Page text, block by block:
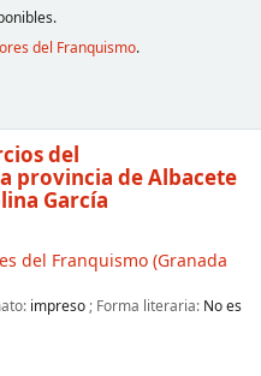
del Franquismo.
del
provincia de Albacete
García
del Franquismo(Granada
impreso ; Forma literaria: No es